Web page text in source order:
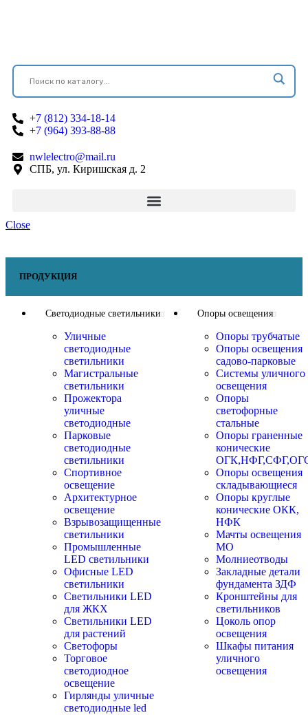
+7 (812) 334-18-14
+7 (964) 393-88-88
nwlelectro@mail.ru
СПБ, ул. Киришская д. 2
Close
ПРОДУКЦИЯ
Светодиодные светильники
Уличные
светодиодные
светильники
Магистральные
светильники
Прожектора
уличные
светодиодные
Парковые
светодиодные
светильники
Спортивное
освещение
Архитектурное
освещение
Взрывозащищенные
светильники
Промышленные
LED светильники
Офисные LED
светильники
Cветильники LED
для ЖКХ
Светильники LED
для растений
Светофоры
Торговое
светодиодное
освещение
Гирлянды уличные
светодиодные led
Опоры освещения
Опоры трубчатые
Опоры освещения
садово-парковые
Системы уличного
освещения
Опоры
светофорные
стальные
Опоры граненные
конические
Опоры освещения
складывающиеся
Опоры круглые
конические ОКК,
НФК
Мачты освещения
МО
Молниеотводы
Закладные детали
фундамента ЗДФ
Кронштейны для
светильников
Цоколь опор
освещения
Шкафы питания
уличного
освещения